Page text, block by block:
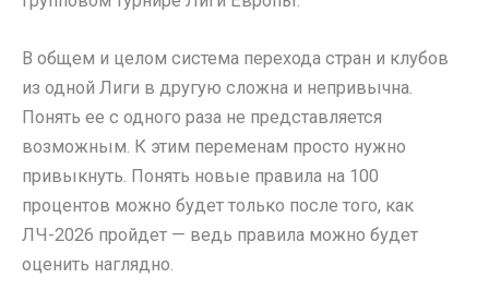
В общем и целом система перехода стран и клубов
из одной Лиги в другую сложна и непривычна.
Понять ее с одного раза не представляется
возможным. К этим переменам просто нужно
привыкнуть. Понять новые правила на 100
процентов можно будет только после того, как
ЛЧ-2026 пройдет — ведь правила можно будет
оценить наглядно.